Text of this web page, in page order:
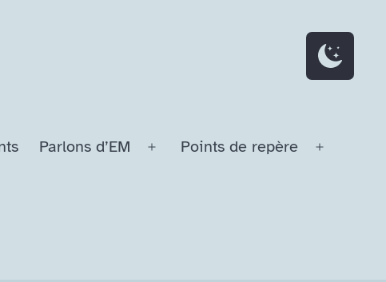
Parlons d’EM
Ouvrir
Points de repère
Ouvrir